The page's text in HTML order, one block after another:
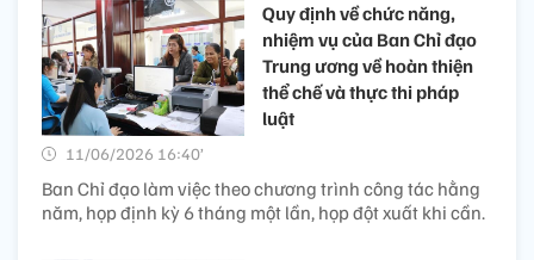
Quy định về chức năng,
nhiệm vụ của Ban Chỉ đạo
Trung ương về hoàn thiện
thể chế và thực thi pháp
luật
11/06/2026 16:40’
Ban Chỉ đạo làm việc theo chương trình công tác hằng
năm, họp định kỳ 6 tháng một lần, họp đột xuất khi cần.